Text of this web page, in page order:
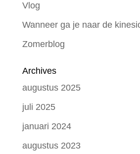
Vlog
Wanneer ga je naar de
Zomerblog
Archives
augustus 2025
juli 2025
januari 2024
augustus 2023